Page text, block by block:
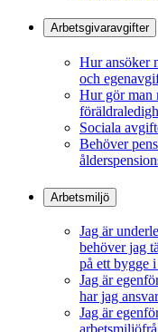
Arbetsgivaravgifter
Hur ansöker
och
Hur gör man
Sociala
Behöver
Arbetsmiljö
Jag är
behöver jag
på ett bygge
Jag är
har jag
Jag är